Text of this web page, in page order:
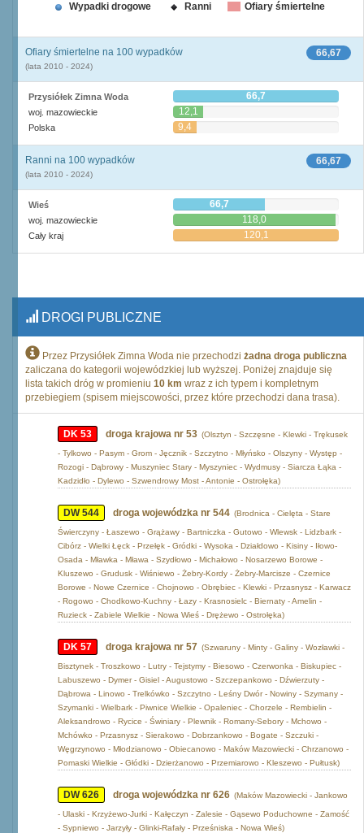
Wypadki drogowe Ranni Ofiary śmiertelne
66,67
Ofiary śmiertelne na 100 wypadków
(lata 2010 - 2024)
Przysiółek Zimna Woda 66,7
woj. mazowieckie 12,1
Polska 9,4
66,67
Ranni na 100 wypadków
(lata 2010 - 2024)
Wieś 66,7
woj. mazowieckie 118,0
Cały kraj 120,1
DROGI PUBLICZNE
Przez Przysiółek Zimna Woda nie przechodzi żadna droga publiczna
zaliczana do kategorii wojewódzkiej lub wyższej. Poniżej znajduje się
lista takich dróg w promieniu 10 km wraz z ich typem i kompletnym
przebiegiem (spisem miejscowości, przez które przechodzi dana trasa).
DK 53 droga krajowa nr 53 (Olsztyn - Szczęsne - Klewki - Trękusek
- Tylkowo - Pasym - Grom - Jęcznik - Szczytno - Młyńsko - Olszyny - Występ -
Rozogi - Dąbrowy - Muszyniec Stary - Myszyniec - Wydmusy - Siarcza Łąka -
Kadzidło - Dylewo - Szwendrowy Most - Antonie - Ostrołęka)
DW 544 droga wojewódzka nr 544 (Brodnica - Cielęta - Stare
Świerczyny - Łaszewo - Grążawy - Bartniczka - Gutowo - Wlewsk - Lidzbark -
Cibórz - Wielki Łęck - Przełęk - Gródki - Wysoka - Działdowo - Kisiny - Iłowo-
Osada - Mławka - Mława - Szydłowo - Michałowo - Nosarzewo Borowe -
Kluszewo - Grudusk - Wiśniewo - Żebry-Kordy - Żebry-Marcisze - Czernice
Borowe - Nowe Czernice - Chojnowo - Obrębiec - Klewki - Przasnysz - Karwacz
- Rogowo - Chodkowo-Kuchny - Łazy - Krasnosielc - Biernaty - Amelin -
Ruzieck - Zabiele Wielkie - Nowa Wieś - Drężewo - Ostrołęka)
DK 57 droga krajowa nr 57 (Szwaruny - Minty - Galiny - Wozławki -
Bisztynek - Troszkowo - Lutry - Tejstymy - Biesowo - Czerwonka - Biskupiec -
Labuszewo - Dymer - Gisiel - Augustowo - Szczepankowo - Dźwierzuty -
Dąbrowa - Linowo - Trelkówko - Szczytno - Leśny Dwór - Nowiny - Szymany -
Szymanki - Wielbark - Piwnice Wielkie - Opaleniec - Chorzele - Rembielin -
Aleksandrowo - Rycice - Świniary - Plewnik - Romany-Sebory - Mchowo -
Mchówko - Przasnysz - Sierakowo - Dobrzankowo - Bogate - Szczuki -
Węgrzynowo - Młodzianowo - Obiecanowo - Maków Mazowiecki - Chrzanowo -
Pomaski Wielkie - Głódki - Dzierżanowo - Przemiarowo - Kleszewo - Pułtusk)
DW 626 droga wojewódzka nr 626 (Maków Mazowiecki - Jankowo
- Ulaski - Krzyżewo-Jurki - Kałęczyn - Zalesie - Gąsewo Poduchowne - Zamość
- Sypniewo - Jarzyły - Glinki-Rafały - Prześniska - Nowa Wieś)